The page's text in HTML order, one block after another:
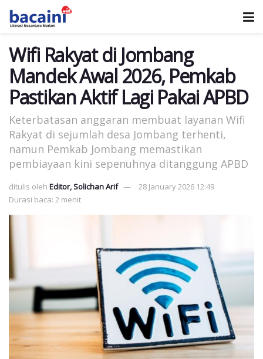
Wifi Rakyat di Jombang
Mandek Awal 2026, Pemkab
Pastikan Aktif Lagi Pakai APBD
Keterbatasan anggaran membuat layanan Wifi
Rakyat di sejumlah desa Jombang terhenti,
namun Pemkab Jombang memastikan
pembiayaan kini sepenuhnya ditanggung APBD
ditulis oleh Editor, Solichan Arif
28 January 2026 12:49
Durasi baca: 2 menit